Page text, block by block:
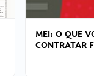
MEI: O QUE
CONTRATAR